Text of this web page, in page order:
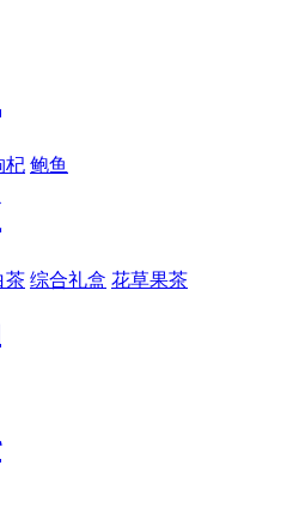
杞 鲍鱼
茶 综合礼盒 花草果茶